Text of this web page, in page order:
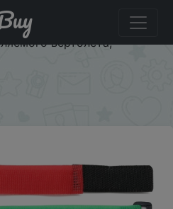
25*2 см
зажим, цветной
вертолета,